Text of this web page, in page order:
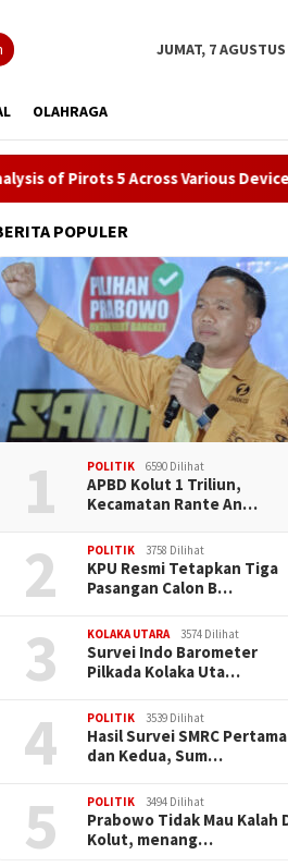
JUMAT, 7
OLAHRAGA
5 Across Various Devices
POPULER
1 POLITIK 6590 Dilihat
APBD Kolut 1 Triliun,
Kecamatan Rante An…
2 POLITIK 3758 Dilihat
KPU Resmi Tetapkan Tiga
Pasangan Calon B…
3 KOLAKA UTARA 3574 Dilihat
Survei Indo Barometer
Pilkada Kolaka Uta…
4 POLITIK 3539 Dilihat
Hasil Survei SMRC Pertama
dan Kedua, Sum…
5 POLITIK 3494 Dilihat
Prabowo Tidak Mau Kalah
Kolut, menang…